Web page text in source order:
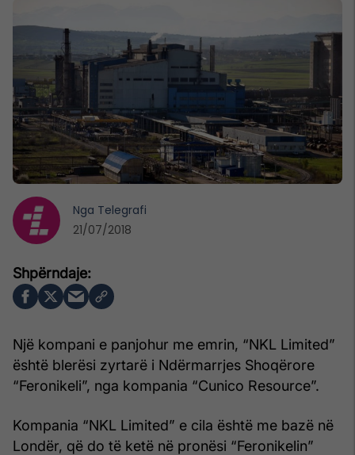
Një kompani e panjohur me emrin, “NKL Limited”
është blerësi zyrtarë i Ndërmarrjes Shoqërore
“Feronikeli”, nga kompania “Cunico Resource”.
Kompania “NKL Limited” e cila është me bazë në
Londër, që do të ketë në pronësi “Feronikelin”
Nga Telegrafi
21/07/2018